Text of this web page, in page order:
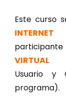
Este curso
INTERNET
VIRTUAL
Usuario y
programa).